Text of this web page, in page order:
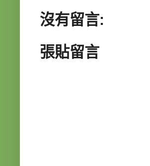
沒有留言:
張貼留言